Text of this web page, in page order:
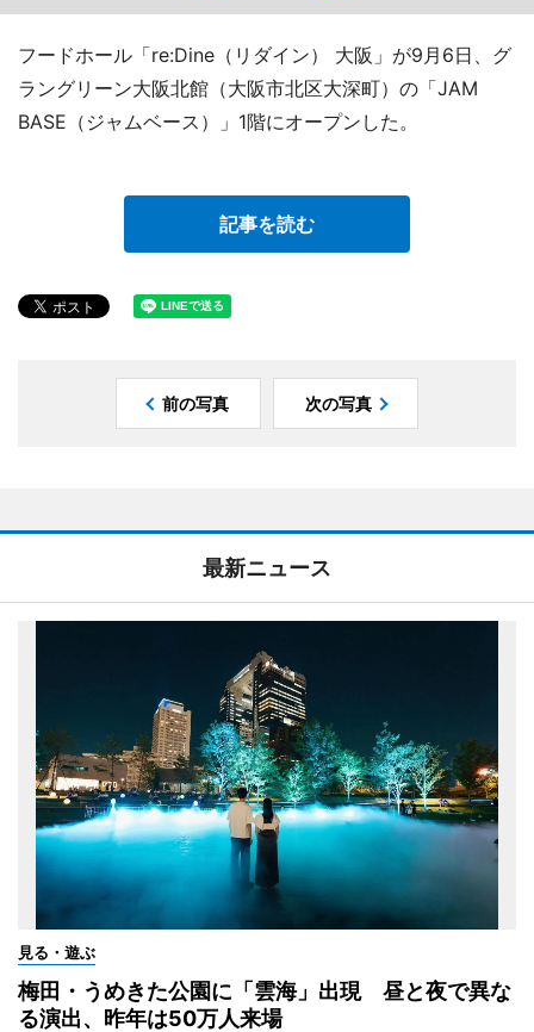
フードホール「re:Dine（リダイン） 大阪」が9月6日、グ
ラングリーン大阪北館（大阪市北区大深町）の「JAM
BASE（ジャムベース）」1階にオープンした。
記事を読む
前の写真 次の写真
最新ニュース
見る・遊ぶ
梅田・うめきた公園に「雲海」出現 昼と夜で異な
る演出、昨年は50万人来場